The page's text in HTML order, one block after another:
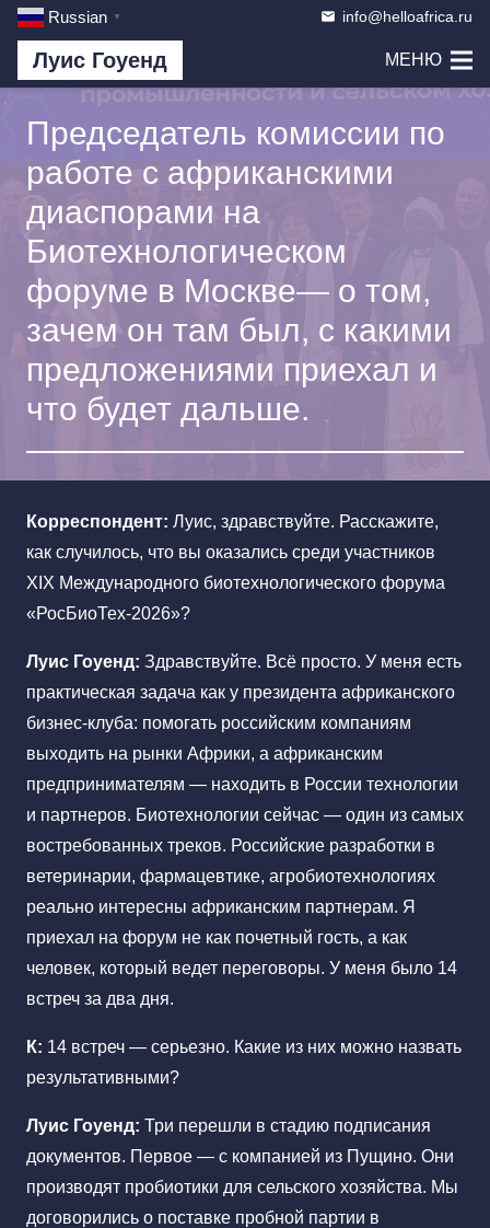
Russian ▼ email info@helloafrica.ru
Луис Гоуенд МЕНЮ
Председатель комиссии по
работе с африканскими
диаспорами на
Биотехнологическом
форуме в Москве— о том,
зачем он там был, с какими
предложениями приехал и
что будет дальше.
Корреспондент: Луис, здравствуйте. Расскажите,
как случилось, что вы оказались среди участников
XIX Международного биотехнологического форума
«РосБиоТех-2026»?
Луис Гоуенд: Здравствуйте. Всё просто. У меня есть
практическая задача как у президента африканского
бизнес-клуба: помогать российским компаниям
выходить на рынки Африки, а африканским
предпринимателям — находить в России технологии
и партнеров. Биотехнологии сейчас — один из самых
востребованных треков. Российские разработки в
ветеринарии, фармацевтике, агробиотехнологиях
реально интересны африканским партнерам. Я
приехал на форум не как почетный гость, а как
человек, который ведет переговоры. У меня было 14
встреч за два дня.
К: 14 встреч — серьезно. Какие из них можно назвать
результативными?
Луис Гоуенд: Три перешли в стадию подписания
документов. Первое — с компанией из Пущино. Они
производят пробиотики для сельского хозяйства. Мы
договорились о поставке пробной партии в